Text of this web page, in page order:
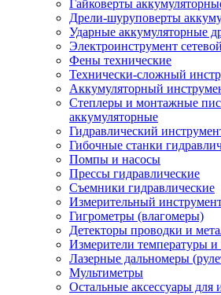
Гайковерты
Дрели-шуруповерты
Ударные аккумуляторные
Электроинструмент сетевой
Фены технические
Технически-сложный
Аккумуляторный
Степлеры и монтажные
аккумуляторные
Гидравлический
Гибочные станки
Помпы и насосы
Прессы гидравлические
Съемники гидравлические
Измерительный
Гигрометры (влагомеры)
Детекторы проводки и
Измерители температуры
Лазерные дальномеры
Мультиметры
Остальные аксессуары для